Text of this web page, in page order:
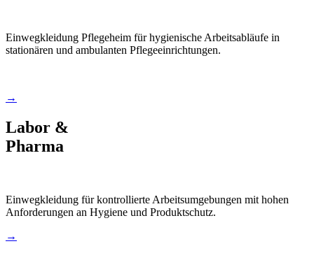
Einwegkleidung Pflegeheim für hygienische Arbeitsabläufe in
stationären und ambulanten Pflegeeinrichtungen.
→
Labor &
Pharma
Einwegkleidung für kontrollierte Arbeitsumgebungen mit hohen
Anforderungen an Hygiene und Produktschutz.
→